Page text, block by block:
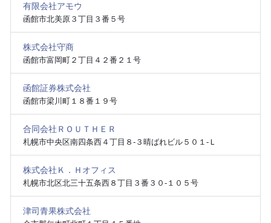
有限会社アモウ
函館市北美原３丁目３番５号
株式会社守商
函館市富岡町２丁目４２番２１号
函館証券株式会社
函館市梁川町１８番１９号
合同会社ＲＯＵＴＨＥＲ
札幌市中央区南四条西４丁目８‐３晴ばれビル５０１‐Ｌ
株式会社Ｋ．Ｈオフィス
札幌市北区北三十五条西８丁目３番３０‐１０５号
津司青果株式会社